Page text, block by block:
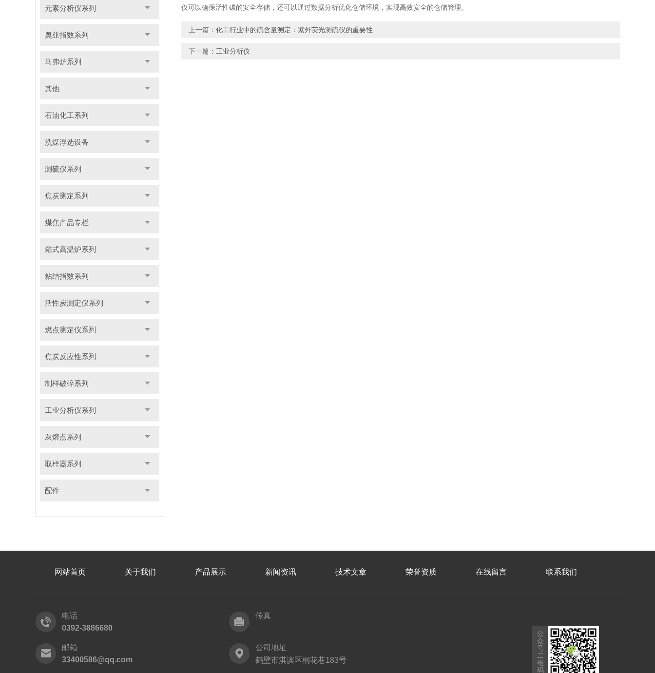
元素分析仪系列
奥亚指数系列
马弗炉系列
其他
石油化工系列
洗煤浮选设备
测硫仪系列
焦炭测定系列
煤焦产品专栏
箱式高温炉系列
粘结指数系列
活性炭测定仪系列
燃点测定仪系列
焦炭反应性系列
制样破碎系列
工业分析仪系列
灰熔点系列
取样器系列
配件
仅可以确保活性碳的安全存储，还可以通过数据分析优化仓储环境，实现高效安全的仓储管理。
上一篇： 化工行业中的硫含量测定：紫外荧光测硫仪的重要性
下一篇： 工业分析仪
网站首页 关于我们 产品展示 新闻资讯 技术文章 荣誉资质 在线留言 联系我们
电话
0392-3886680
传真
邮箱
33400586@qq.com
公司地址
鹤壁市淇滨区桐花巷183号
公
众
号
二
维
码